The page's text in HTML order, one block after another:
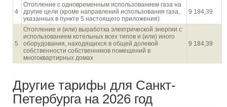
4
Отопление с одновременным использованием газа на
другие цели (кроме направлений использования газа,
указанных в пункте 5 настоящего приложения)
9 184,39
5
Отопление и (или) выработка электрической энергии с
использованием котельных всех типов и (или) иного
оборудования, находящихся в общей долевой
собственности собственников помещений в
многоквартирных домах
9 184,39
Другие тарифы для Санкт-
Петербурга на 2026 год